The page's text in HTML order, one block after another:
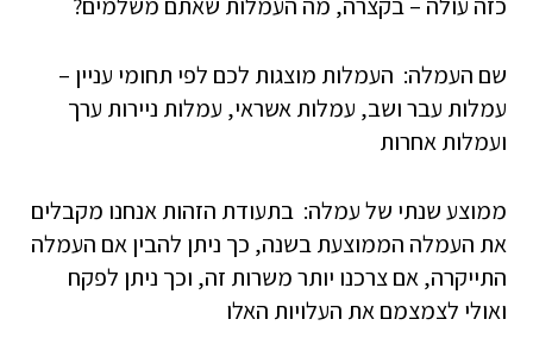
שם העמלה: העמלות מוצגות לכם לפי תחומי עניין –
עמלות עבר ושב, עמלות אשראי, עמלות ניירות ערך
ועמלות אחרות
ממוצע שנתי של עמלה: בתעודת הזהות אנחנו מקבלים
את העמלה הממוצעת בשנה, כך ניתן להבין אם העמלה
התייקרה, אם צרכנו יותר משרות זה, וכך ניתן לפקח
ואולי לצמצמם את העלויות האלו